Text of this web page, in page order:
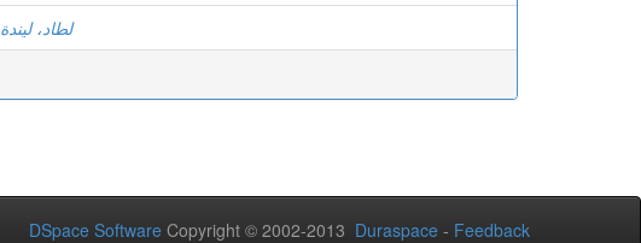
لطاد، ليندة
DSpace Software Copyright © 2002-2013 Duraspace - Feedback